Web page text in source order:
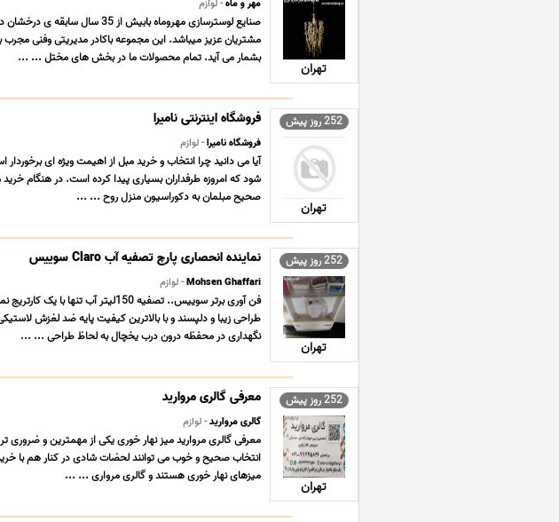
تهران
مهر و ماه- لوازم
صنایع لوسترسازی مهروماه بابیش
مشتریان عزیز میباشد. این مجموعه باکادر مدیریتی وفنی مجرب
بشمار می آید. تمام محصولات ما در بخش های مختل ... ...
252 روز پیش
تهران
فروشگاه اینترنتی نامیرا
فروشگاه نامیرا- لوازم
آیا می دانید چرا انتخاب و خرید مبل از اهیمت ویژه ای
شود که امروزه طرفداران بسیاری پیدا کرده است. در هنگام خرید
صحیح مبلمان به دکوراسیون منزل روح ... ...
252 روز پیش
تهران
نماینده انحصاری پارچ تصفیه آب Claro سوییس
Mohsen Ghaffari- لوازم
فن آوری برتر سوییس.. تصفیه
طراحی زیبا و دلپسند و با بالاترین کیفیت پایه ضد لغزش
نگهداری در محفظه درون درب یخچال به لحاظ طراحی ... ...
252 روز پیش
تهران
معرفی گالری مروارید
گالری مروارید- لوازم
معرفی گالری مروارید میز نهار خوری یکی از مهمترین و ضروری
انتخاب صحیح و خوب می توانند لحضات شادی در کنار هم با
میزهای نهار خوری هستند و گالری مرواری ... ...